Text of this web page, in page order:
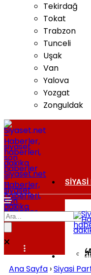
Tekirdağ
Tokat
Trabzon
Tunceli
Uşak
Van
Yalova
Yozgat
Zonguldak
Siyaset.net
–
Haberler,
siyaset
haberleri,
son
dakika
haberler
SIYASI
DIŞ
Ana Sayfa ›Siyasi